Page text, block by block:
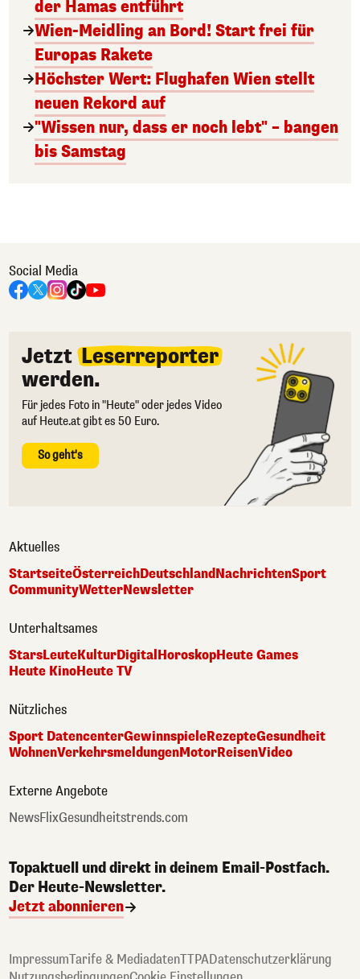
der Hamas entführt
Wien-Meidling an Bord! Start frei für
Europas Rakete
Höchster Wert: Flughafen Wien stellt
neuen Rekord auf
"Wissen nur, dass er noch lebt" – bangen
bis Samstag
Social Media
Jetzt Leserreporter
werden.
Für jedes Foto in "Heute" oder jedes Video
auf Heute.at gibt es 50 Euro.
So geht's
Aktuelles
StartseiteÖsterreichDeutschlandNachrichtenSport
CommunityWetterNewsletter
Unterhaltsames
StarsLeuteKulturDigital HoroskopHeute Games
Heute KinoHeute TV
Nützliches
Sport DatencenterGewinnspieleRezepteGesundheit
WohnenVerkehrsmeldungenMotorReisenVideo
Externe Angebote
NewsFlixGesundheitstrends.com
Topaktuell und direkt in deinem Email-Postfach.
Der Heute-Newsletter.
Jetzt abonnieren
ImpressumTarife & MediadatenTTPADatenschutzerklärung